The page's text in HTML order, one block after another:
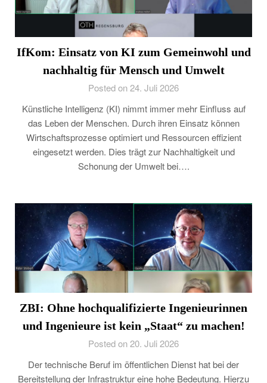
IfKom: Einsatz von KI zum Gemeinwohl und
nachhaltig für Mensch und Umwelt
Posted on 24. Juli 2026
Künstliche Intelligenz (KI) nimmt immer mehr Einfluss auf
das Leben der Menschen. Durch ihren Einsatz können
Wirtschaftsprozesse optimiert und Ressourcen effizient
eingesetzt werden. Dies trägt zur Nachhaltigkeit und
Schonung der Umwelt bei….
ZBI: Ohne hochqualifizierte Ingenieurinnen
und Ingenieure ist kein „Staat“ zu machen!
Posted on 20. Juli 2026
Der technische Beruf im öffentlichen Dienst hat bei der
Bereitstellung der Infrastruktur eine hohe Bedeutung. Hierzu